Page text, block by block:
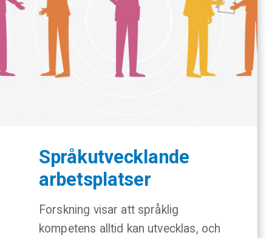
Språkutvecklande
arbetsplatser
Forskning visar att språklig
kompetens alltid kan utvecklas, och